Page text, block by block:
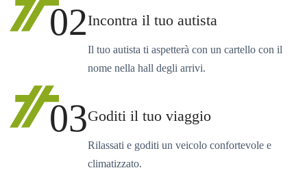
02Incontra il tuo autista
Il tuo autista ti aspetterà con un cartello con il
nome nella hall degli arrivi.
03Goditi il tuo viaggio
Rilassati e goditi un veicolo confortevole e
climatizzato.